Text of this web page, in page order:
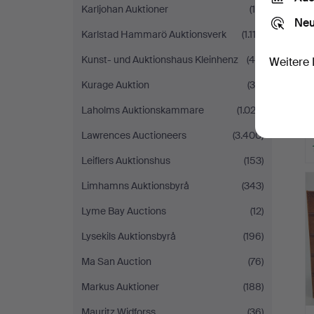
Karljohan Auktioner
(14)
Karlstad Hammarö Auktionsverk
(1.112)
Kunst- und Auktionshaus Kleinhenz
(46)
Kurage Auktion
(35)
Laholms Auktionskammare
(1.022)
Lawrences Auctioneers
(3.400)
Leiflers Auktionshus
(153)
Limhamns Auktionsbyrå
(343)
Lyme Bay Auctions
(12)
Lysekils Auktionsbyrå
(196)
Ma San Auction
(76)
Markus Auktioner
(188)
Weitere